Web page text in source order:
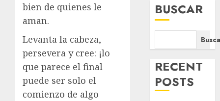
bien de quienes le
aman.
Levanta la cabeza,
persevera y cree: ¡lo
que parece el final
puede ser solo el
comienzo de algo
BUSCAR
RECENT
POSTS